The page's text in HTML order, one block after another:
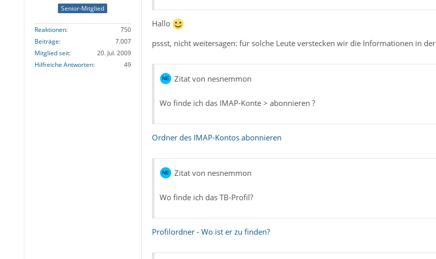
Senior-Mitglied
Reaktionen
750
Beiträge
7.007
Mitglied seit
20. Jul. 2009
Hilfreiche Antworten
49
Hallo
pssst, nicht weitersagen: für solche Leute verstecken wir die Informationen in der
Zitat von nesnemmon
Wo finde ich das IMAP-Konte > abonnieren ?
Ordner des IMAP-Kontos abonnieren
Zitat von nesnemmon
Wo finde ich das TB-Profil?
Profilordner - Wo ist er zu finden?